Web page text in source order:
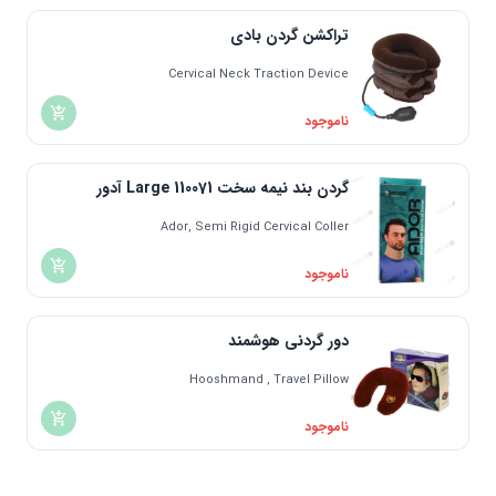
اندونزی | Indonesia
دانمارک | Denmark
مالزی | Malaysia
یونان | Greece
تراکشن گردن بادی
Cervical Neck Traction Device
ناموجود
گردن بند نیمه سخت Large 110071 آدور
Ador, Semi Rigid Cervical Coller
ناموجود
دور گردنی هوشمند
Hooshmand , Travel Pillow
ناموجود